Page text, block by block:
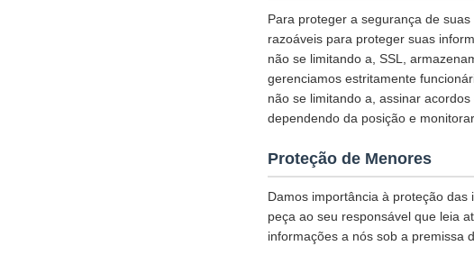
Para proteger a segurança de
razoáveis para proteger suas
não se limitando a, SSL,
gerenciamos estritamente
não se limitando a, assinar
dependendo da posição e
Proteção de Menores
Damos importância à proteção
peça ao seu responsável que leia
informações a nós sob a premissa